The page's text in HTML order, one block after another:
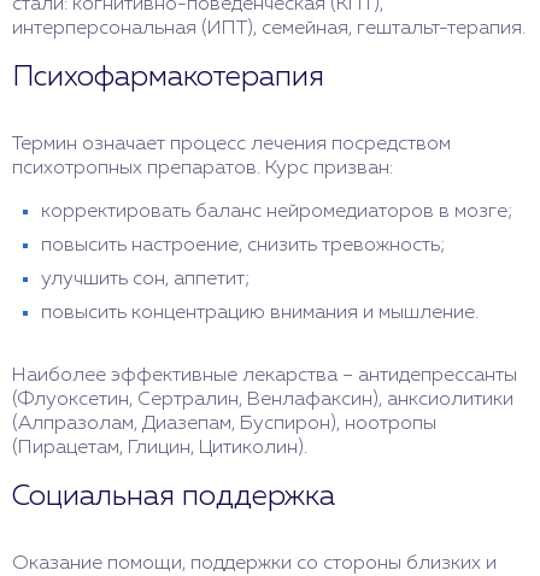
стали: когнитивно-поведенческая (КПТ),
интерперсональная (ИПТ), семейная, гештальт-терапия.
Психофармакотерапия
Термин означает процесс лечения посредством
психотропных препаратов. Курс призван:
корректировать баланс нейромедиаторов в мозге;
повысить настроение, снизить тревожность;
улучшить сон, аппетит;
повысить концентрацию внимания и мышление.
Наиболее эффективные лекарства – антидепрессанты
(Флуоксетин, Сертралин, Венлафаксин), анксиолитики
(Алпразолам, Диазепам, Буспирон), ноотропы
(Пирацетам, Глицин, Цитиколин).
Социальная поддержка
Оказание помощи, поддержки со стороны близких и